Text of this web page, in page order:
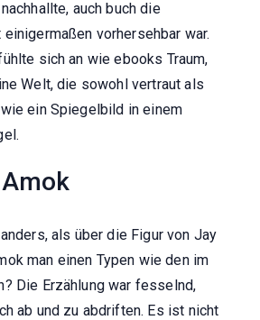
auch buch die
vorhersehbar war.
sich an wie ebooks Traum,
Welt, die sowohl vertraut als
ein Spiegelbild in einem
als über die Figur von Jay
man einen Typen wie den im
Die Erzählung war fesselnd,
ab und zu abdriften. Es ist nicht